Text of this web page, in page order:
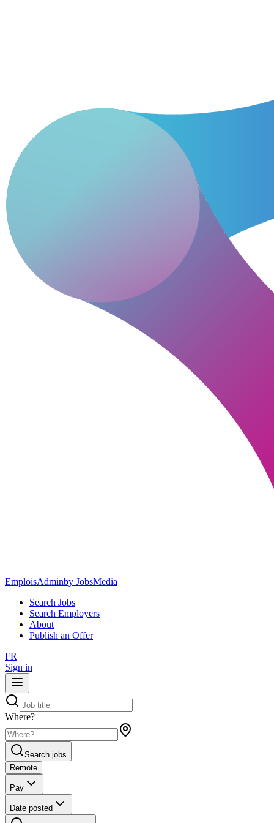
EmploisAdminby JobsMedia
Search Jobs
Search Employers
About
Publish an Offer
FR
Sign in
Where?
Search jobs
Remote
Pay
Date posted